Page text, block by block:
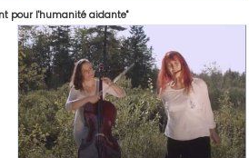
pour l'humanité aidante"